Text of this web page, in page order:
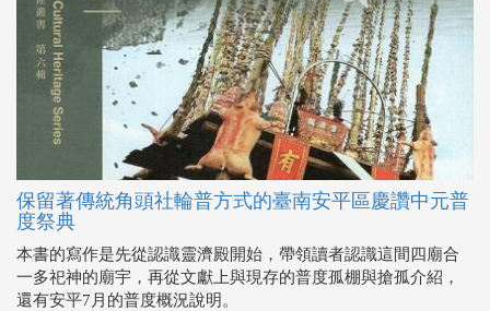
保留著傳統角頭社輪普方式的臺南安平區慶讚中元普
度祭典
本書的寫作是先從認識靈濟殿開始，帶領讀者認識這間四廟合
一多祀神的廟宇，再從文獻上與現存的普度孤棚與搶孤介紹，
還有安平7月的普度概況說明。